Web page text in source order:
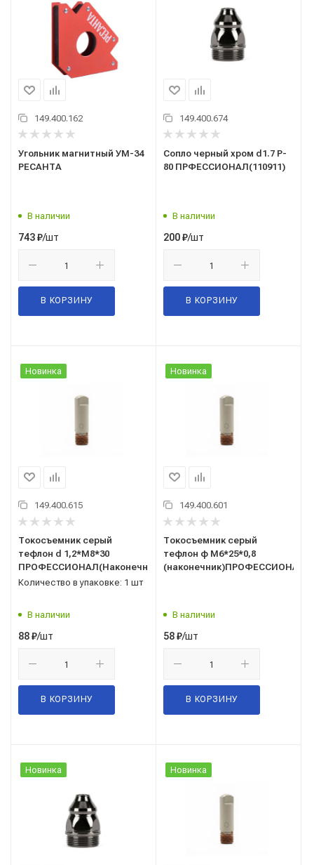
149.400.162
Угольник магнитный УМ-34
РЕСАНТА
В наличии
743₽/шт
В КОРЗИНУ
149.400.674
Сопло черный хром d1.7 P-
80 ПРФЕССИОНАЛ(110911)
В наличии
200₽/шт
В КОРЗИНУ
Новинка
149.400.615
Токосъемник серый
тефлон d 1,2*М8*30
ПРОФЕССИОНАЛ(Наконечник)
Количество в упаковке: 1 шт
В наличии
88₽/шт
В КОРЗИНУ
Новинка
149.400.601
Токосъемник серый
тефлон ф М6*25*0,8
(наконечник)ПРОФЕССИОНАЛ
В наличии
58₽/шт
В КОРЗИНУ
Новинка Новинка